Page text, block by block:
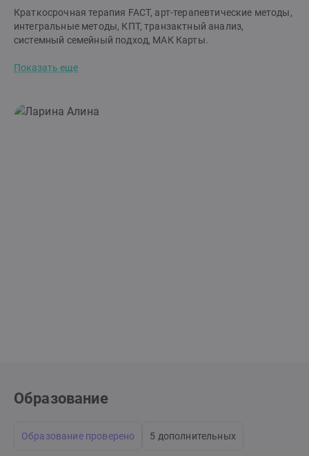
Краткосрочная терапия FACT, арт-терапевтические методы,
интегральные методы, КПТ, транзактный анализ,
системный семейный подход, МАК Карты.
Показать еще
Образование
Образование проверено 5 дополнительных